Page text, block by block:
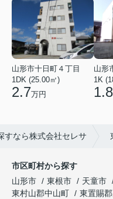
山形市十日町４丁目
1DK (25.00㎡)
2.7万円
山形
1K
1.8
すなら株式会社セレサ
市区町村から探す
山形市
東根市 天童市
東村山郡中山町
東置賜